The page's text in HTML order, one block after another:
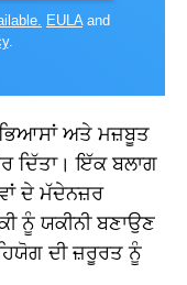
EULAand
.
ਅਤੇ ਮਜ਼ਬੂਤ
ਦਿੱਤਾ। ਇੱਕ ਬਲਾਗ
ਦੇ ਮੱਦੇਨਜ਼ਰ
ਨੂੰ ਯਕੀਨੀ ਬਣਾਉਣ
ਦੀ ਜ਼ਰੂਰਤ ਨੂੰ